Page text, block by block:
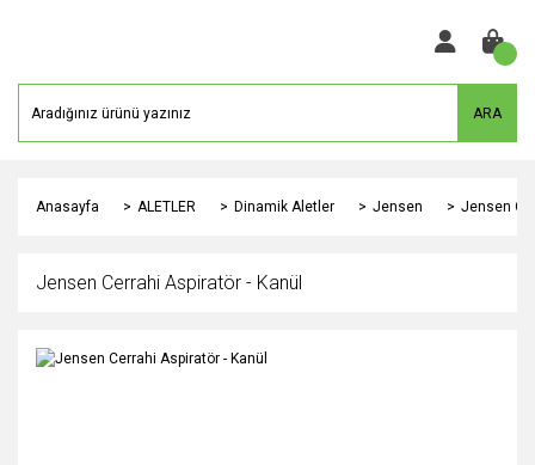
ARA
Anasayfa ALETLER Dinamik Aletler Jensen Jensen
Jensen Cerrahi Aspiratör - Kanül